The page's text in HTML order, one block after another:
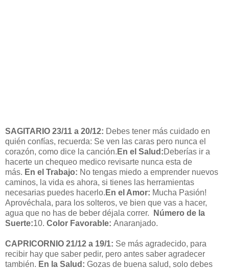
SAGITARIO 23/11 a 20/12: Debes tener más cuidado en
quién confías, recuerda: Se ven las caras pero nunca el
corazón, como dice la canción. En el Salud:Deberías ir a
hacerte un chequeo medico revisarte nunca esta de
más. En el Trabajo: No tengas miedo a emprender nuevos
caminos, la vida es ahora, si tienes las herramientas
necesarias puedes hacerlo. En el Amor: Mucha Pasión!
Aprovéchala, para los solteros, ve bien que vas a hacer,
agua que no has de beber déjala correr. Número de la
Suerte:10. Color Favorable: Anaranjado.
CAPRICORNIO 21/12 a 19/1: Se más agradecido, para
recibir hay que saber pedir, pero antes saber agradecer
también. En la Salud: Gozas de buena salud, solo debes